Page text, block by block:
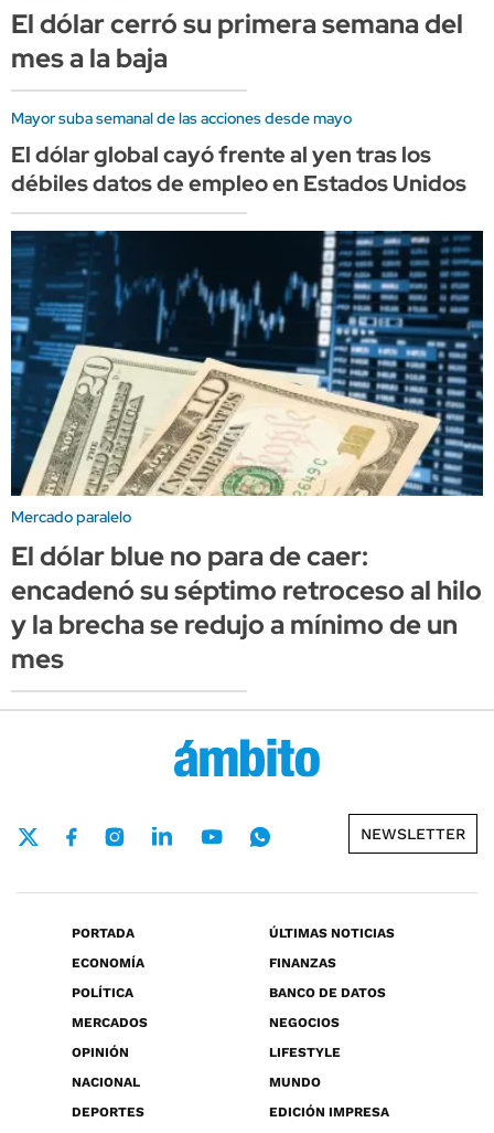
El dólar cerró su primera semana del
mes a la baja
Mayor suba semanal de las acciones desde mayo
El dólar global cayó frente al yen tras los
débiles datos de empleo en Estados Unidos
Mercado paralelo
El dólar blue no para de caer:
encadenó su séptimo retroceso al hilo
y la brecha se redujo a mínimo de un
mes
NEWSLETTER
PORTADA
ÚLTIMAS NOTICIAS
ECONOMÍA
FINANZAS
POLÍTICA
BANCO DE DATOS
MERCADOS
NEGOCIOS
OPINIÓN
LIFESTYLE
NACIONAL
MUNDO
DEPORTES
EDICIÓN IMPRESA